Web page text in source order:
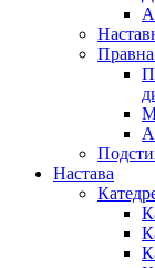
Настава